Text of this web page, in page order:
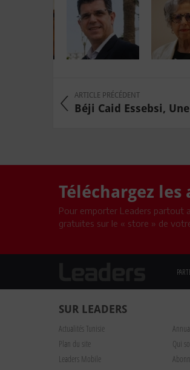
ARTICLE PRÉCÉDENT
Béji Caid Essebsi,
Téléchargez
Pour emporter Leaders partout
gratuites sur le « store » de
SUR LEADERS
Actualités Tunisie
Plan du site
Qui
Leaders Mobile